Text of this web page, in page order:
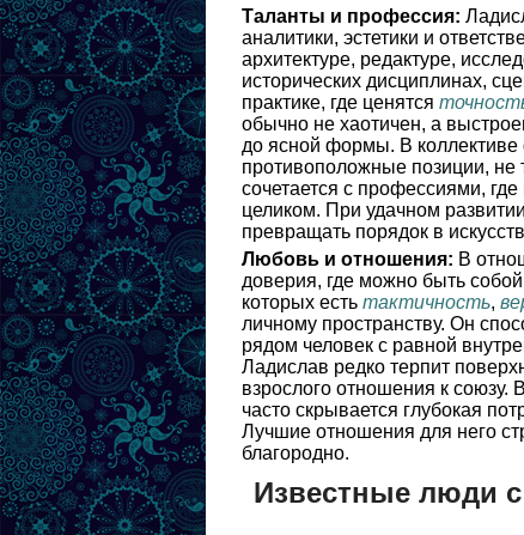
Таланты и профессия:
аналитики, эстетики и
архитектуре, редактуре,
исторических дисциплинах,
практике, где ценятся
обычно не хаотичен, а
до ясной формы. В коллективе
противоположные позиции, не
сочетается с профессиями,
целиком. При удачном
превращать порядок в
Любовь и отношения: В
доверия, где можно быть
которых есть тактичность,
личному пространству. Он
рядом человек с равной
Ладислав редко терпит
взрослого отношения к
часто скрывается глубокая
Лучшие отношения для него
благородно.
Известные люди